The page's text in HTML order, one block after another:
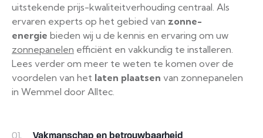
uitstekende prijs-kwaliteitverhouding centraal. Als
ervaren experts op het gebied van zonne-
energie bieden wij u de kennis en ervaring om uw
zonnepanelen efficiënt en vakkundig te installeren.
Lees verder om meer te weten te komen over de
voordelen van het laten plaatsen van zonnepanelen
in Wemmel door Alltec.
01. Vakmanschap en betrouwbaarheid